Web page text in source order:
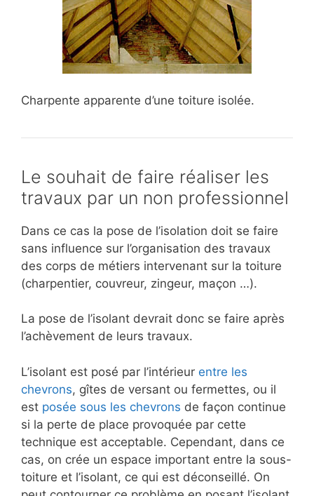
Charpente apparente d’une toiture isolée.
Le souhait de faire réaliser les
travaux par un non professionnel
Dans ce cas la pose de l’isolation doit se faire
sans influence sur l’organisation des travaux
des corps de métiers intervenant sur la toiture
(charpentier, couvreur, zingeur, maçon …).
La pose de l’isolant devrait donc se faire après
l’achèvement de leurs travaux.
L’isolant est posé par l’intérieur entre les
chevrons, gîtes de versant ou fermettes, ou il
est posée sous les chevrons de façon continue
si la perte de place provoquée par cette
technique est acceptable. Cependant, dans ce
cas, on crée un espace important entre la sous-
toiture et l’isolant, ce qui est déconseillé. On